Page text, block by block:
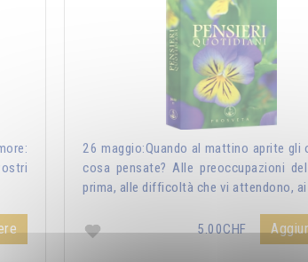
26 maggio:Quando al mattino aprite gli
cosa pensate? Alle preoccupazioni
prima, alle difficoltà che vi attendono,
5.00CHF